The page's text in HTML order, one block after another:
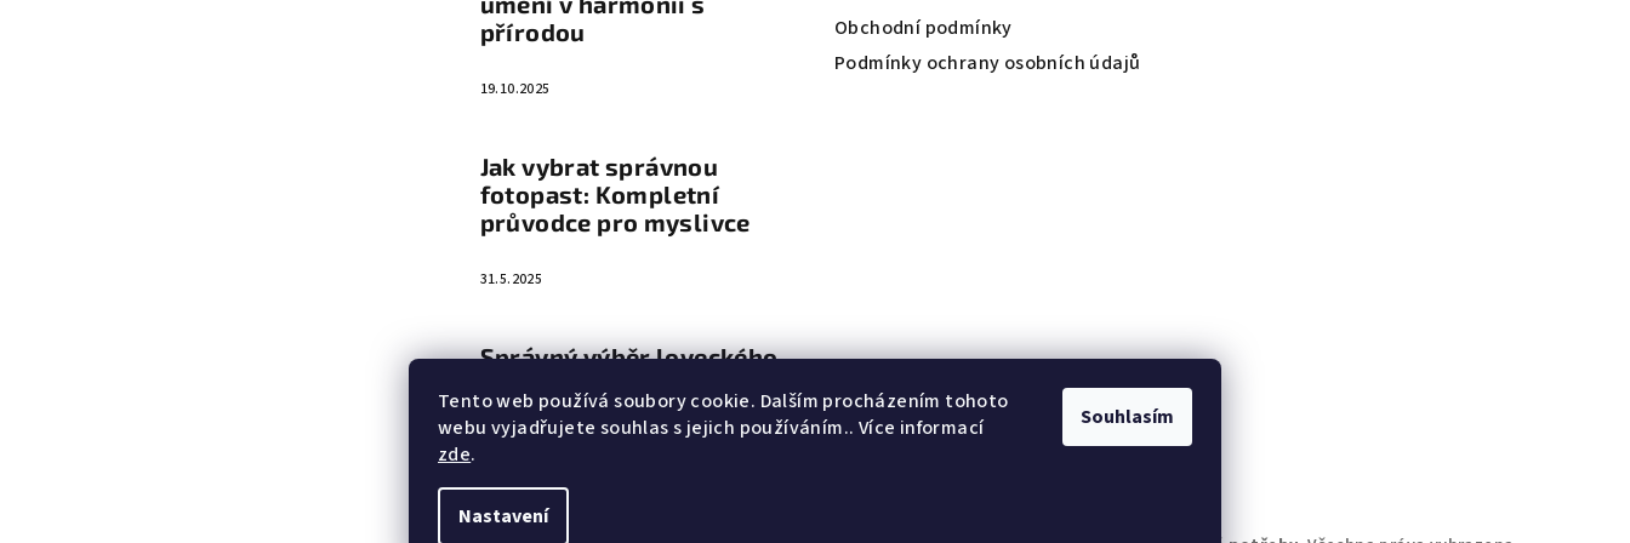
Tento web používá soubory cookie. Dalším procházením tohoto
webu vyjadřujete souhlas s jejich používáním.. Více informací
zde.
Nastavení
Souhlasím
k
y
přírodou
19.10.2025
Jak vybrat správnou
fotopast: Kompletní
průvodce pro myslivce
31.5.2025
Správný výběr loveckého
5.6.2023
Obchodní podmínky
Podmínky ochrany osobních údajů